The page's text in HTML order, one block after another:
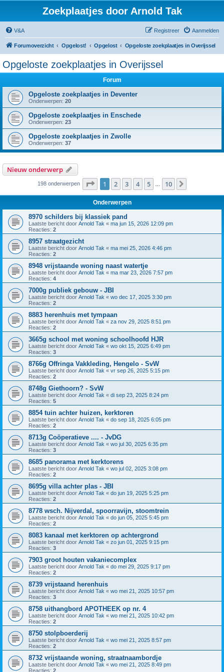
Zoekplaatjes door Arnold Tak
V&A Aanmelden
Registreer
Forumoverzicht Opgelost! Opgelost Opgeloste zoekplaatjes in Overijssel
Opgeloste zoekplaatjes in Overijssel
Forum
Opgeloste zoekplaatjes in Deventer
Onderwerpen: 20
Opgeloste zoekplaatjes in Enschede
Onderwerpen: 23
Opgeloste zoekplaatjes in Zwolle
Onderwerpen: 37
Nieuw onderwerp
198 onderwerpen Pagina van 10
1 2 3 4 5 10
Onderwerpen
8970 schilders bij klassiek pand
Laatste bericht door Arnold Tak « ma jun 15, 2026 12:09 pm
Reacties: 2
8957 straatgezicht
Laatste bericht door Arnold Tak « ma mei 25, 2026 4:46 pm
Reacties: 2
8948 vrijstaande woning naast watertje
Laatste bericht door Arnold Tak « ma mar 23, 2026 7:57 pm
Reacties: 4
7000g publiek gebouw - JBI
Laatste bericht door Arnold Tak « wo dec 17, 2025 3:30 pm
Reacties: 2
8883 herenhuis met tympaan
Laatste bericht door Arnold Tak « za nov 29, 2025 8:51 pm
Reacties: 2
3665g school met woning schoolhoofd HJR
Laatste bericht door Arnold Tak « wo okt 15, 2025 6:49 pm
Reacties: 3
8766g Offringa Vakkleding, Hengelo - SvW
Laatste bericht door Arnold Tak « vr sep 26, 2025 5:15 pm
Reacties: 2
8748g Giethoorn? - SvW
Laatste bericht door Arnold Tak « di sep 23, 2025 8:24 pm
Reacties: 5
8854 tuin achter huizen, kerktoren
Laatste bericht door Arnold Tak « do sep 18, 2025 6:05 pm
Reacties: 2
8713g Coöperatieve .... - JvDG
Laatste bericht door Arnold Tak « wo jul 30, 2025 6:35 pm
Reacties: 3
8685 panorama met kerktorens
Laatste bericht door Arnold Tak « wo jul 02, 2025 3:08 pm
Reacties: 2
8695g villa achter plas - JBI
Laatste bericht door Arnold Tak « do jun 19, 2025 5:25 pm
Reacties: 2
8778 wsch. Nijverdal, spoorravijn, stoomtrein
Laatste bericht door Arnold Tak « do jun 05, 2025 5:45 pm
Reacties: 2
8083 kanaal met kerktoren op achtergrond
Laatste bericht door Arnold Tak « zo jun 01, 2025 9:15 pm
Reacties: 3
7903 groot houten vakaniecomplex
Laatste bericht door Arnold Tak « do mei 29, 2025 9:17 pm
Reacties: 2
8739 vrijstaand herenhuis
Laatste bericht door Arnold Tak « wo mei 21, 2025 10:57 pm
Reacties: 3
8758 uithangbord APOTHEEK op nr. 4
Laatste bericht door Arnold Tak « wo mei 21, 2025 10:42 pm
Reacties: 2
8750 stolpboerderij
Laatste bericht door Arnold Tak « wo mei 21, 2025 8:57 pm
Reacties: 2
8732 vrijstaande woning, straatnaambordje
Laatste bericht door Arnold Tak « wo mei 21, 2025 8:49 pm
Reacties: 2